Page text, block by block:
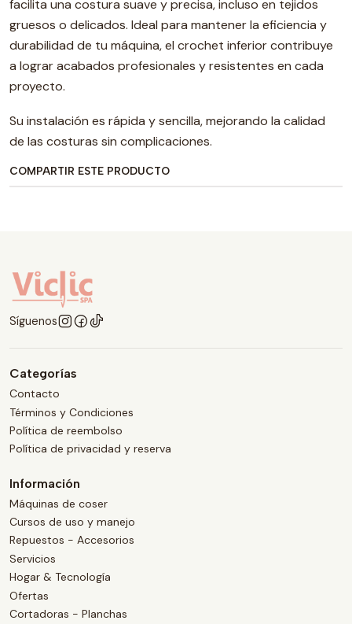
facilita una costura suave y precisa, incluso en tejidos
gruesos o delicados. Ideal para mantener la eficiencia y
durabilidad de tu máquina, el crochet inferior contribuye
a lograr acabados profesionales y resistentes en cada
proyecto.
Su instalación es rápida y sencilla, mejorando la calidad
de las costuras sin complicaciones.
COMPARTIR ESTE PRODUCTO
Síguenos
Categorías
Contacto
Términos y Condiciones
Política de reembolso
Política de privacidad y reserva
Información
Máquinas de coser
Cursos de uso y manejo
Repuestos - Accesorios
Servicios
Hogar & Tecnología
Ofertas
Cortadoras - Planchas